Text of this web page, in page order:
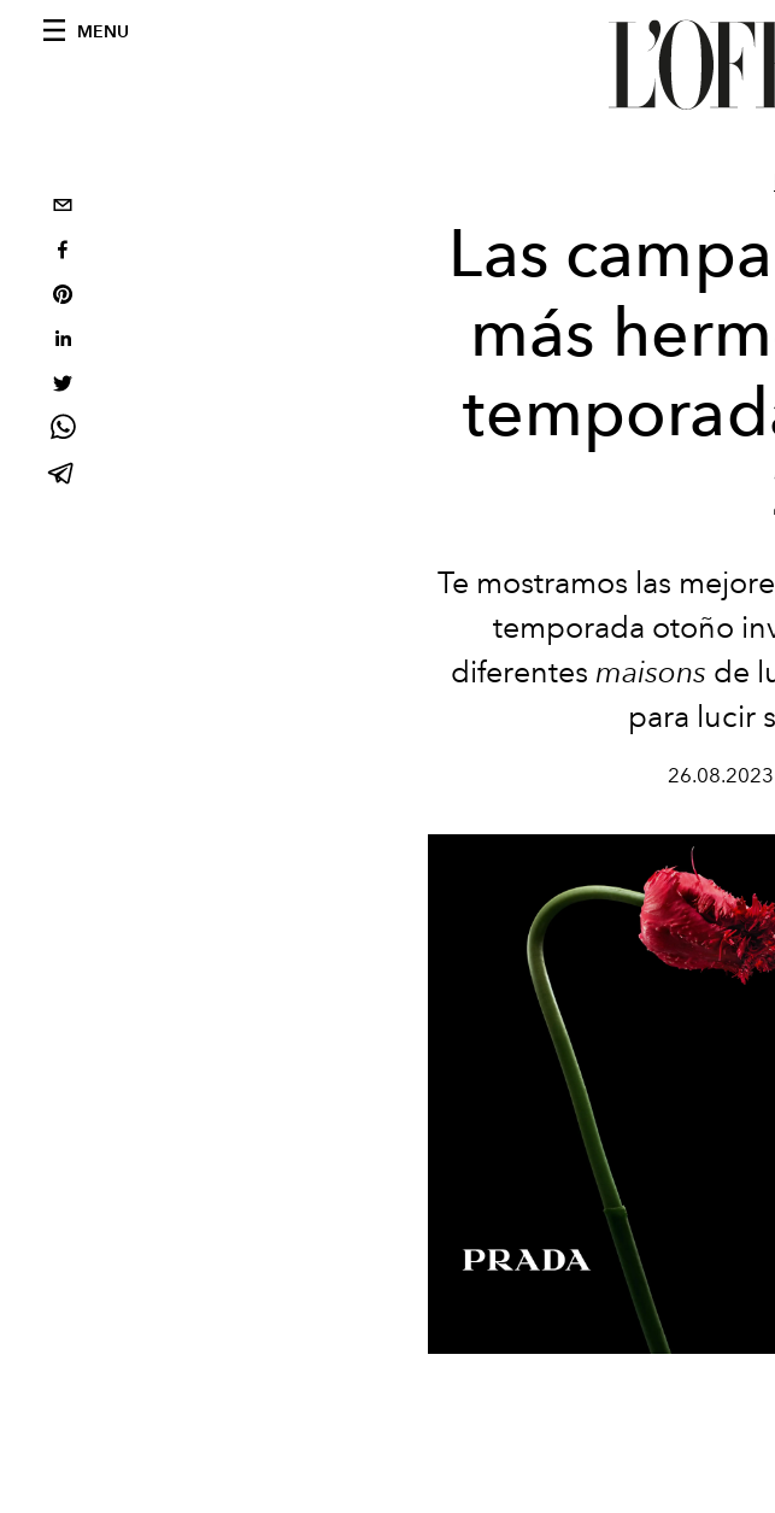
MENU
Las
más
Te mostramos las
temporada otoño
diferentes maisons de
para lucir